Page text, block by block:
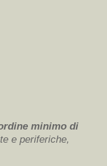
minimo di
e periferiche,